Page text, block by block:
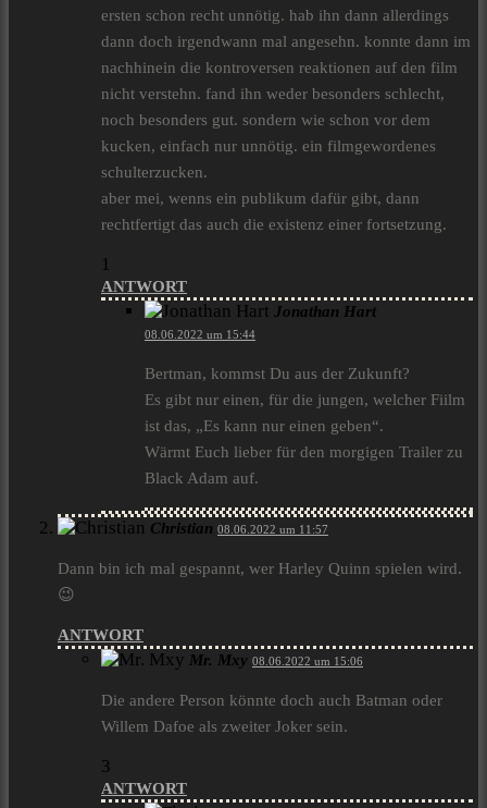
ersten schon recht unnötig. hab ihn dann allerdings
dann doch irgendwann mal angesehn. konnte dann im
nachhinein die kontroversen reaktionen auf den film
nicht verstehn. fand ihn weder besonders schlecht,
noch besonders gut. sondern wie schon vor dem
kucken, einfach nur unnötig. ein filmgewordenes
schulterzucken.
aber mei, wenns ein publikum dafür gibt, dann
rechtfertigt das auch die existenz einer fortsetzung.
1
ANTWORT
Jonathan Hart
08.06.2022 um 15:44
Bertman, kommst Du aus der Zukunft?
Es gibt nur einen, für die jungen, welcher Fiilm
ist das, „Es kann nur einen geben“.
Wärmt Euch lieber für den morgigen Trailer zu
Black Adam auf.
Christian 08.06.2022 um 11:57
Dann bin ich mal gespannt, wer Harley Quinn spielen wird.
😉
ANTWORT
Mr. Mxy 08.06.2022 um 15:06
Die andere Person könnte doch auch Batman oder
Willem Dafoe als zweiter Joker sein.
3
ANTWORT